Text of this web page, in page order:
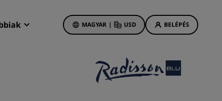
MAGYAR | USD BELÉPÉS
Szállásajánlatok